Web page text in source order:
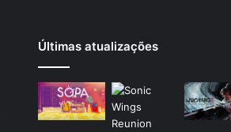
Últimas atualizações